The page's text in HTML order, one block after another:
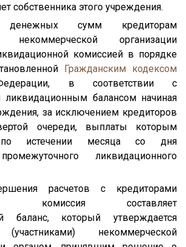
собственника этого учреждения.
сумм кредиторам
некоммерческой организации
комиссией в порядке
Гражданским кодексом
в соответствии с
балансом начиная
за исключением кредиторов
очереди, выплаты которым
по истечении месяца со дня
ликвидационного
расчетов с кредиторами
комиссия составляет
баланс, который утверждается
(участниками) некоммерческой